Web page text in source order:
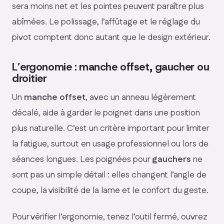
sera moins net et les pointes peuvent paraître plus
abîmées. Le polissage, l’affûtage et le réglage du
pivot comptent donc autant que le design extérieur.
L’ergonomie : manche offset, gaucher ou
droitier
Un manche offset, avec un anneau légèrement
décalé, aide à garder le poignet dans une position
plus naturelle. C’est un critère important pour limiter
la fatigue, surtout en usage professionnel ou lors de
séances longues. Les poignées pourgauchers ne
sont pas un simple détail : elles changent l’angle de
coupe, la visibilité de la lame et le confort du geste.
Pour vérifier l’ergonomie, tenez l’outil fermé, ouvrez